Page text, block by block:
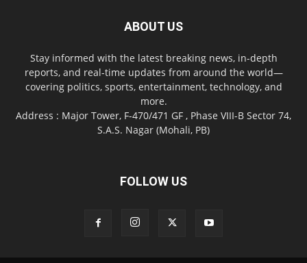
ABOUT US
Stay informed with the latest breaking news, in-depth
reports, and real-time updates from around the world—
covering politics, sports, entertainment, technology, and
more.
Address : Major Tower, F-470/471 GF , Phase VIII-B Sector 74,
S.A.S. Nagar (Mohali, PB)
FOLLOW US